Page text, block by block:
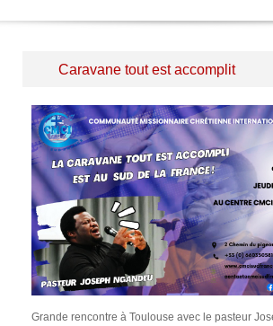
Caravane tout est accomplit
Grande rencontre à Toulouse avec le pasteur